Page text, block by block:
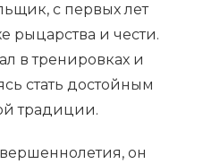
с первых лет
рыцарства и чести.
в тренировках и
стать достойным
традиции.
он